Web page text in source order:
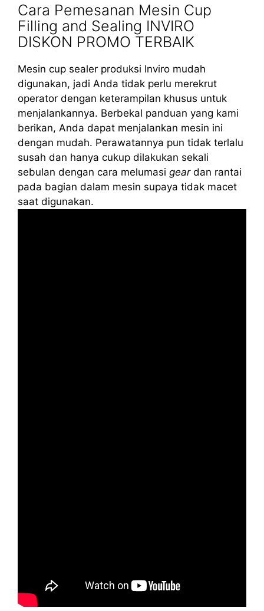
Cara Pemesanan Mesin Cup
Filling and Sealing INVIRO
DISKON PROMO TERBAIK
Mesin cup sealer produksi Inviro mudah
digunakan, jadi Anda tidak perlu merekrut
operator dengan keterampilan khusus untuk
menjalankannya. Berbekal panduan yang kami
berikan, Anda dapat menjalankan mesin ini
dengan mudah. Perawatannya pun tidak terlalu
susah dan hanya cukup dilakukan sekali
sebulan dengan cara melumasi geardan rantai
pada bagian dalam mesin supaya tidak macet
saat digunakan.